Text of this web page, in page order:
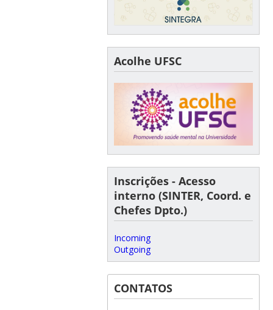
Acolhe UFSC
Inscrições - Acesso
interno (SINTER, Coord. e
Chefes Dpto.)
Incoming
Outgoing
CONTATOS